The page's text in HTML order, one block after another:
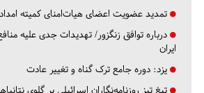
تمدید عضویت اعضای هیات‌امنای کمیته
درباره توافق زنگزور/ تهدیدات جدی علیه
ایران
یزد: دوره جامع ترک گناه و تغییر عادت
تیغ تیز روزنامه‌نگاران اسرائیلی بر گلوی